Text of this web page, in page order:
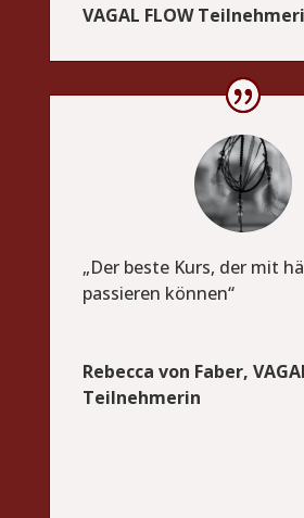
VAGAL FLOW
„Der beste Kurs, der mit
passieren können“
Rebecca von Faber,
Teilnehmerin